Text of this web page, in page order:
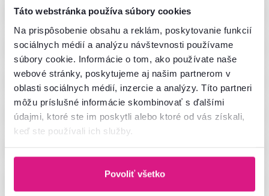
Táto webstránka používa súbory cookies
Na prispôsobenie obsahu a reklám, poskytovanie funkcií
sociálnych médií a analýzu návštevnosti používame
súbory cookie. Informácie o tom, ako používate naše
webové stránky, poskytujeme aj našim partnerom v
oblasti sociálnych médií, inzercie a analýzy. Títo partneri
môžu príslušné informácie skombinovať s ďalšími
údajmi, ktoré ste im poskytli alebo ktoré od vás získali,
keď ste používali ich služby.
Povoliť všetko
Runol
Karos
Vendy